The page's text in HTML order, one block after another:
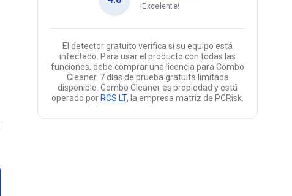
¡Excelente!
El detector gratuito verifica si su equipo está
infectado. Para usar el producto con todas las
funciones, debe comprar una licencia para Combo
Cleaner. 7 días de prueba gratuita limitada
disponible. Combo Cleaner es propiedad y está
operado por RCS LT, la empresa matriz de PCRisk.